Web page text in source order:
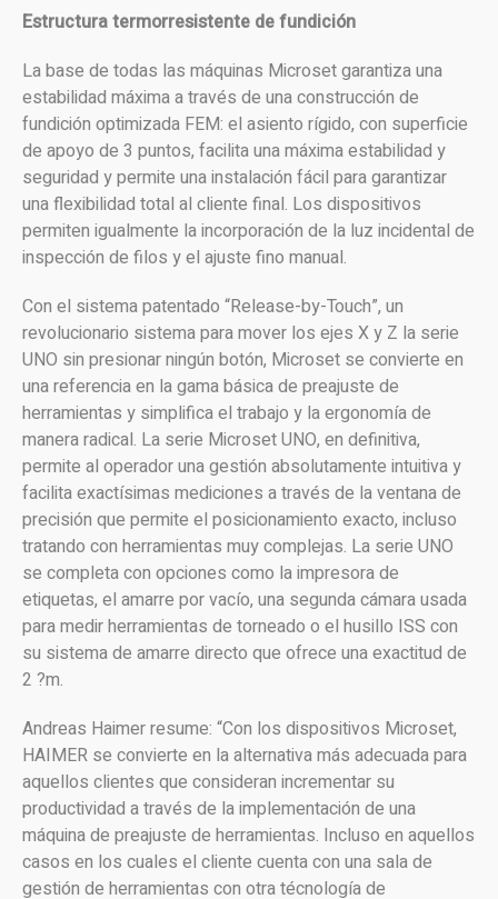
Estructura termorresistente de fundición
La base de todas las máquinas Microset garantiza una
estabilidad máxima a través de una construcción de
fundición optimizada FEM: el asiento rígido, con superficie
de apoyo de 3 puntos, facilita una máxima estabilidad y
seguridad y permite una instalación fácil para garantizar
una flexibilidad total al cliente final. Los dispositivos
permiten igualmente la incorporación de la luz incidental de
inspección de filos y el ajuste fino manual.
Con el sistema patentado “Release-by-Touch”, un
revolucionario sistema para mover los ejes X y Z la serie
UNO sin presionar ningún botón, Microset se convierte en
una referencia en la gama básica de preajuste de
herramientas y simplifica el trabajo y la ergonomía de
manera radical. La serie Microset UNO, en definitiva,
permite al operador una gestión absolutamente intuitiva y
facilita exactísimas mediciones a través de la ventana de
precisión que permite el posicionamiento exacto, incluso
tratando con herramientas muy complejas. La serie UNO
se completa con opciones como la impresora de
etiquetas, el amarre por vacío, una segunda cámara usada
para medir herramientas de torneado o el husillo ISS con
su sistema de amarre directo que ofrece una exactitud de
2 ?m.
Andreas Haimer resume: “Con los dispositivos Microset,
HAIMER se convierte en la alternativa más adecuada para
aquellos clientes que consideran incrementar su
productividad a través de la implementación de una
máquina de preajuste de herramientas. Incluso en aquellos
casos en los cuales el cliente cuenta con una sala de
gestión de herramientas con otra técnología de